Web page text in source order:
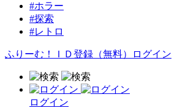
#ホラー
#探索
#レトロ
ふりーむ！ＩＤ登録（無料） ログイン
ログイン